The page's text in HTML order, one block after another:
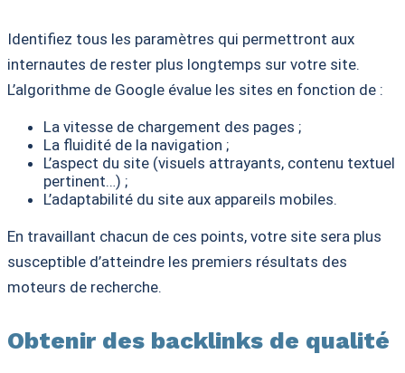
Identifiez tous les paramètres qui permettront aux
internautes de rester plus longtemps sur votre site.
L’algorithme de Google évalue les sites en fonction de :
La vitesse de chargement des pages ;
La fluidité de la navigation ;
L’aspect du site (visuels attrayants, contenu textuel
pertinent…) ;
L’adaptabilité du site aux appareils mobiles.
En travaillant chacun de ces points, votre site sera plus
susceptible d’atteindre les premiers résultats des
moteurs de recherche.
Obtenir des backlinks de qualité